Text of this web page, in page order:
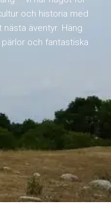
och historia med
äventyr. Häng
och fantastiska